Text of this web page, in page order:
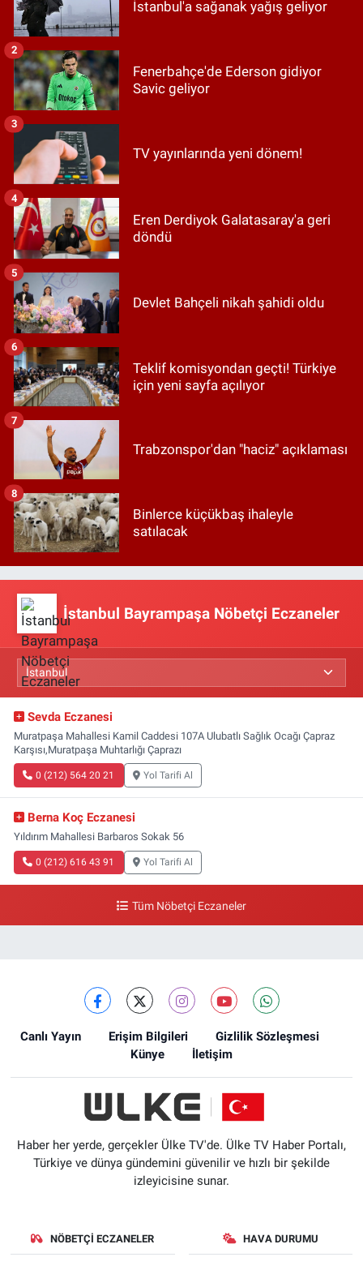
İstanbul'a sağanak yağış geliyor
Fenerbahçe'de Ederson gidiyor
Savic geliyor
2
TV yayınlarında yeni dönem!
3
Eren Derdiyok Galatasaray'a geri
döndü
4
Devlet Bahçeli nikah şahidi oldu
5
Teklif komisyondan geçti! Türkiye
için yeni sayfa açılıyor
6
Trabzonspor'dan "haciz" açıklaması
7
Binlerce küçükbaş ihaleyle
satılacak
8
İstanbul Bayrampaşa Nöbetçi Eczaneler
Sevda Eczanesi
Muratpaşa Mahallesi Kamil Caddesi 107A Ulubatlı Sağlık Ocağı Çapraz
Karşısı,Muratpaşa Muhtarlığı Çaprazı
0 (212) 564 20 21 Yol Tarifi Al
Berna Koç Eczanesi
Yıldırım Mahallesi Barbaros Sokak 56
0 (212) 616 43 91 Yol Tarifi Al
Tüm Nöbetçi Eczaneler
Canlı Yayın Erişim Bilgileri
Gizlilik Sözleşmesi
Künye
İletişim
Haber her yerde, gerçekler Ülke TV'de. Ülke TV Haber Portalı,
Türkiye ve dünya gündemini güvenilir ve hızlı bir şekilde
izleyicisine sunar.
NÖBETÇI ECZANELER HAVA DURUMU